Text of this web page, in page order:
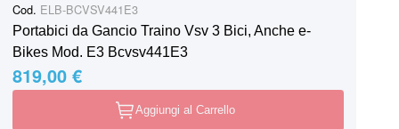
Cod. ELB-BCVSV441E3
Portabici da Gancio Traino Vsv 3 Bici, Anche e-
Bikes Mod. E3 Bcvsv441E3
819,00 €
Aggiungi al Carrello